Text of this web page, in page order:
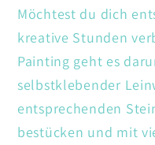
Möchtest du dich
kreative Stunden
Painting geht es
selbstklebender
entsprechenden
bestücken und mit